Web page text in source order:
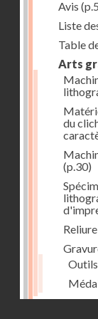
Avis
Liste
Table
Arts
du
(p.30)
Reliure